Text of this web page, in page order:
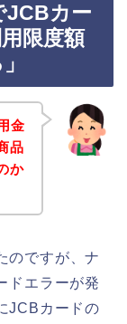
JCBカー
限度額
金
品
か
のですが、ナ
ドエラーが発
JCBカードの